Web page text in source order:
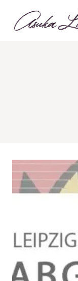
Inhalt
springen